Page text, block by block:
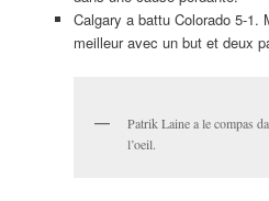
Calgary a battu Colorado 5-1.
meilleur avec un but et deux
Patrik Laine a le compas
l’oeil.